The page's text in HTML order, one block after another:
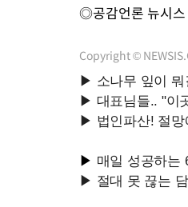
◎공감언론 뉴시스
Copyright ©